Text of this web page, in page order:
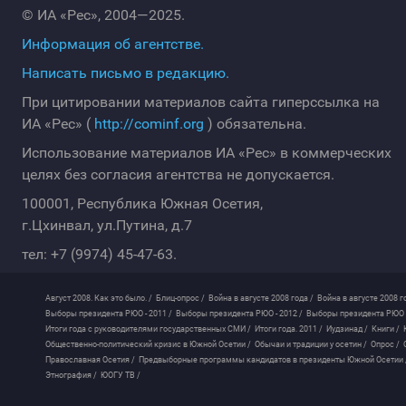
© ИА «Рес», 2004—2025.
Информация об агентстве.
Написать письмо в редакцию.
При цитировании материалов сайта гиперссылка на
ИА «Рес» ( http://cominf.org ) обязательна.
Использование материалов ИА «Рес» в коммерческих
целях без согласия агентства не допускается.
100001, Республика Южная Осетия,
г.Цхинвал, ул.Путина, д.7
тел: +7 (9974) 45-47-63.
Август 2008. Как это было. / Блиц-опрос / Война в августе 2008 года / Война в августе 2008
Выборы президента РЮО - 2011 / Выборы президента РЮО - 2012 / Выборы президента РЮО
Итоги года с руководителями государственных СМИ / Итоги года. 2011 / Иудзинад / Книги /
Общественно-политический кризис в Южной Осетии / Обычаи и традиции у осетин / Опрос /
Православная Осетия / Предвыборные программы кандидатов в президенты Южной Осетии
Этнография / ЮОГУ ТВ /